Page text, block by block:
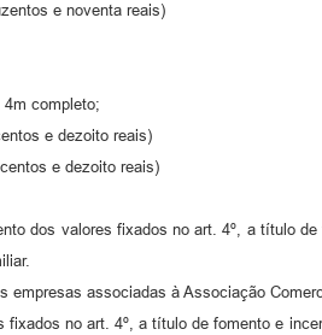
e noventa reais)
completo;
e dezoito reais)
e dezoito reais)
dos valores fixados no art. 4º, a título
empresas associadas à Associação
fixados no art. 4º, a título de fomento e